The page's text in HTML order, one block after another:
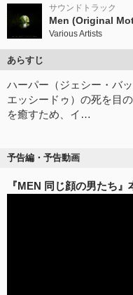
サウンドトラック
Various Artists
あらすじ
ハーパー（ジェシー・バ
エッシードゥ）の死を目
を癒すため、イ…
予告編・予告動画
『MEN 同じ顔の男たち